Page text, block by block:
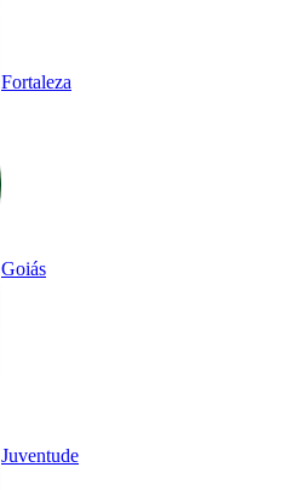
Fortaleza
Goiás
Juventude